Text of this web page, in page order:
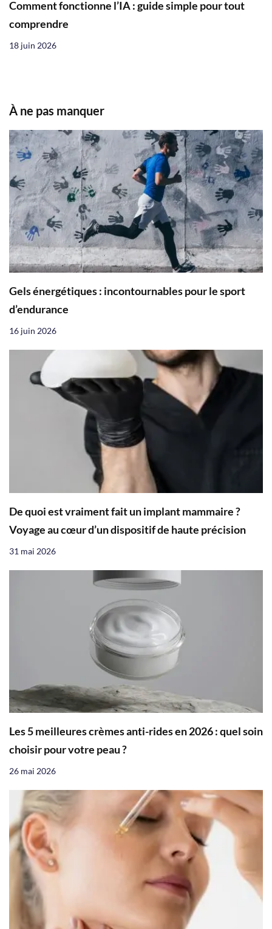
Comment fonctionne l’IA : guide simple pour tout
comprendre
18 juin 2026
À ne pas manquer
Gels énergétiques : incontournables pour le sport
d’endurance
16 juin 2026
De quoi est vraiment fait un implant mammaire ?
Voyage au cœur d’un dispositif de haute précision
31 mai 2026
Les 5 meilleures crèmes anti-rides en 2026 : quel soin
choisir pour votre peau ?
26 mai 2026